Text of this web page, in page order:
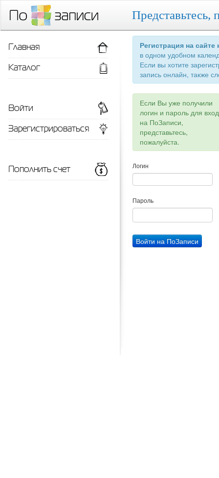
Представьтесь,
Регистрация на
в одном удобном
Если вы хотите
запись онлайн, также
Если Вы уже получили
логин и пароль для
на ПоЗаписи,
представьтесь,
пожалуйста.
Логин
Пароль
Главная
Каталог
Войти
Зарегистрироваться
Пополнить счет